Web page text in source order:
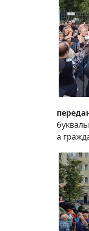
а